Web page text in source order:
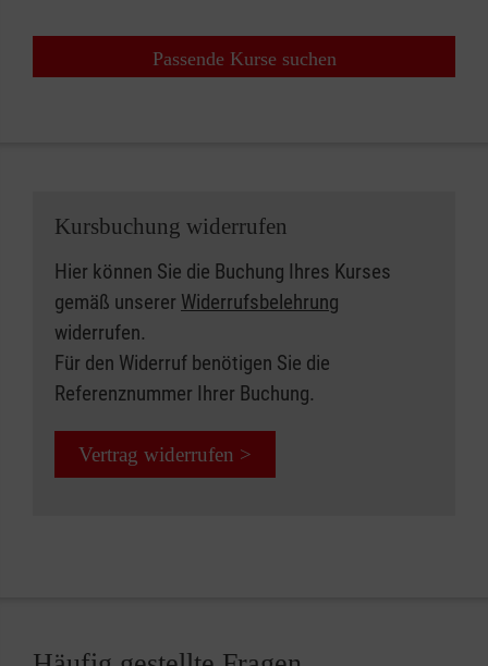
Passende Kurse suchen
Kursbuchung widerrufen
Hier können Sie die Buchung Ihres Kurses
gemäß unserer Widerrufsbelehrung
widerrufen.
Für den Widerruf benötigen Sie die
Referenznummer Ihrer Buchung.
Vertrag widerrufen >